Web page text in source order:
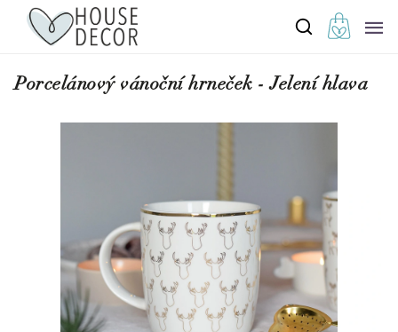
Porcelánový vánoční hrneček - Jelení hlava